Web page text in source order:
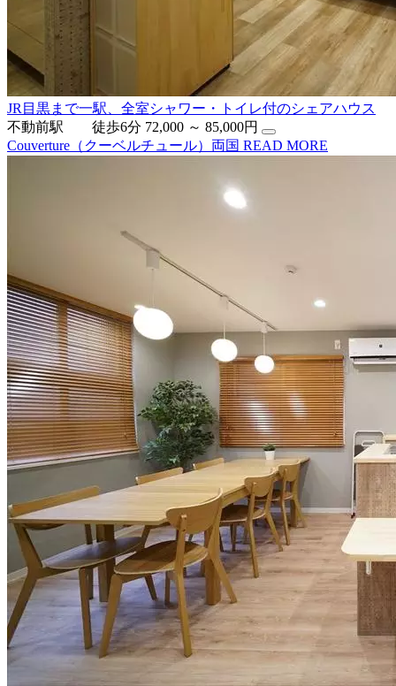
JR目黒まで一駅、全室シャワー・トイレ付のシェアハウス
不動前駅 徒歩6分 72,000 ～ 85,000円
Couverture（クーベルチュール）両国 READ MORE